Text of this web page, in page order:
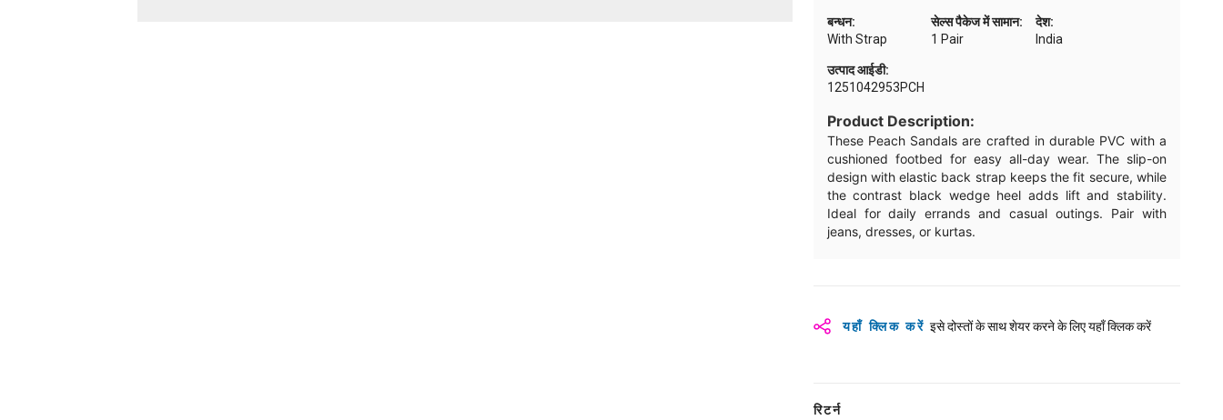
बन्धन:
With Strap
सेल्स पैकेज में सामान:
1 Pair
देश:
India
उत्पाद आईडी:
1251042953PCH
Product Description:
These Peach Sandals are crafted in durable PVC with a
cushioned footbed for easy all-day wear. The slip-on
design with elastic back strap keeps the fit secure, while
the contrast black wedge heel adds lift and stability.
Ideal for daily errands and casual outings. Pair with
jeans, dresses, or kurtas.
यहाँ क्लिक करें इसे दोस्तों के साथ शेयर करने के लिए यहाँ क्लिक करें
रिटर्न